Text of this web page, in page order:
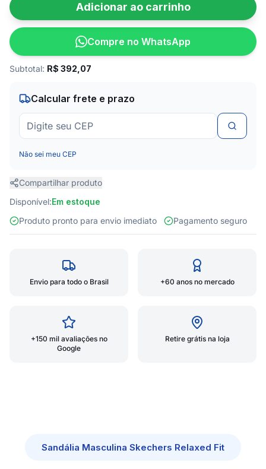
Adicionar ao carrinho
Compre no WhatsApp
Subtotal: R$ 392,07
Calcular frete e prazo
Não sei meu CEP
Compartilhar produto
Disponível:Em estoque
Produto pronto para envio imediato
Pagamento seguro
Envio para todo o Brasil +60 anos no mercado
+150 mil avaliações no
Google
Retire grátis na loja
Sandália Masculina Skechers Relaxed Fit